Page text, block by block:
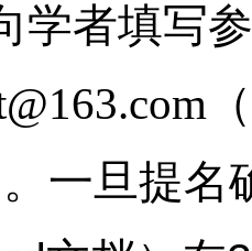
者填写
一旦提名